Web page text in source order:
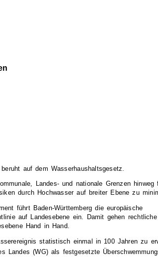
auf dem Wasserhaushaltsgesetz.
Landes- und nationale Grenzen hinweg
durch Hochwasser auf breiter Ebene zu
führt Baden-Württemberg die europäische
auf Landesebene ein. Damit gehen
Hand in Hand.
statistisch einmal in 100 Jahren zu
Landes (WG) als festgesetzte